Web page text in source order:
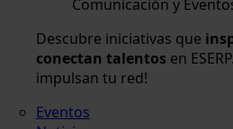
Comunicación y
Descubre iniciativas que
conectan talentos en
impulsan tu red!
Eventos